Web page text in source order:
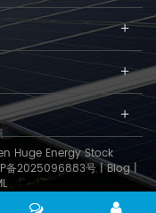
Huge Energy Stock
备2025096883号|Blog|